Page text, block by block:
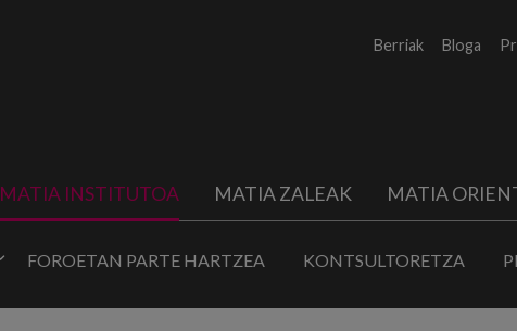
Berriak Bloga
MATIA INSTITUTOA MATIA ZALEAK MATIA
FOROETAN PARTE HARTZEA KONTSULTORETZA